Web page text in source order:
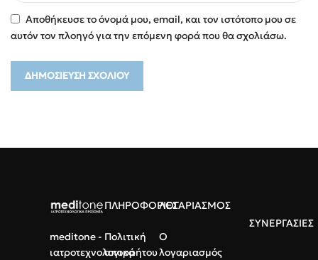
Αποθήκευσε το όνομά μου, email, και τον ιστότοπο μου σε
αυτόν τον πλοηγό για την επόμενη φορά που θα σχολιάσω.
meditone -
ιατροτεχνολογικά
ΠΛΗΡΟΦΟΡΙΕΣ
Πολιτική
απορρήτου
ΛΟΓΑΡΙΑΣΜΟΣ
Ο
λογαριασμός
ΣΥΝΕΡΓΑΣΙΕΣ